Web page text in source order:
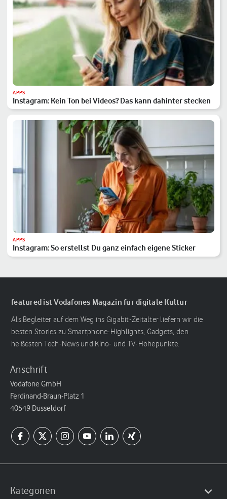
APPS
Instagram: Kein Ton bei Videos? Das kann dahinter stecken
APPS
Instagram: So erstellst Du ganz einfach eigene Sticker
featured ist Vodafones Magazin für digitale Kultur
Als Begleiter auf dem Weg ins Gigabit-Zeitalter liefern wir die
besten Stories zu Smartphone-Highlights, Gadgets, den
heißesten Tech-News und Kino- und TV-Höhepunkte.
Anschrift
Vodafone GmbH
Ferdinand-Braun-Platz 1
40549 Düsseldorf
Kategorien